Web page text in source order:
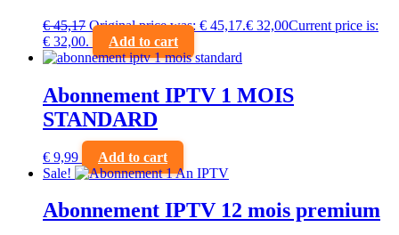
€45,17 Original price was: € 45,17.€ 32,00Current price is:
€ 32,00.
Add to cart
Abonnement IPTV 1 MOIS
STANDARD
€ 9,99
Add to cart
Sale!
Abonnement IPTV 12 mois premium